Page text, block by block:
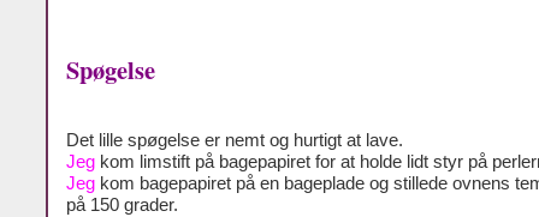
Spøgelse
Det lille spøgelse er nemt og hurtigt at lave.
Jeg kom limstift på bagepapiret for at holde lidt styr på
Jeg kom bagepapiret på en bageplade og stillede ovnens
på 150 grader.